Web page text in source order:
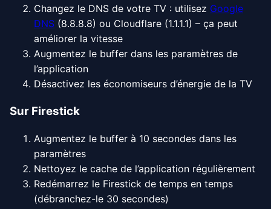
Changez le DNS de votre TV : utilisez Google
DNS (8.8.8.8) ou Cloudflare (1.1.1.1) – ça peut
améliorer la vitesse
Augmentez le buffer dans les paramètres de
l’application
Désactivez les économiseurs d’énergie de la TV
Sur Firestick
Augmentez le buffer à 10 secondes dans les
paramètres
Nettoyez le cache de l’application régulièrement
Redémarrez le Firestick de temps en temps
(débranchez-le 30 secondes)